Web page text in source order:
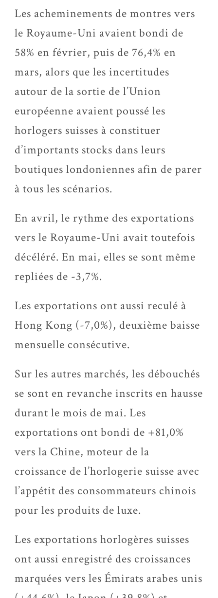
Les acheminements de montres vers
le Royaume-Uni avaient bondi de
58% en février, puis de 76,4% en
mars, alors que les incertitudes
autour de la sortie de l’Union
européenne avaient poussé les
horlogers suisses à constituer
d’importants stocks dans leurs
boutiques londoniennes afin de parer
à tous les scénarios.
En avril, le rythme des exportations
vers le Royaume-Uni avait toutefois
décéléré. En mai, elles se sont même
repliées de -3,7%.
Les exportations ont aussi reculé à
Hong Kong (-7,0%), deuxième baisse
mensuelle consécutive.
Sur les autres marchés, les débouchés
se sont en revanche inscrits en hausse
durant le mois de mai. Les
exportations ont bondi de +81,0%
vers la Chine, moteur de la
croissance de l’horlogerie suisse avec
l’appétit des consommateurs chinois
pour les produits de luxe.
Les exportations horlogères suisses
ont aussi enregistré des croissances
marquées vers les Émirats arabes unis